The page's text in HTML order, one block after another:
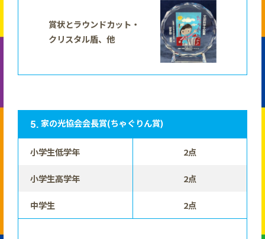
賞状とラウンドカット・
クリスタル盾、他
家の光協会会長賞(ちゃぐりん賞)
小学生低学年 2点
小学生高学年 2点
中学生 2点